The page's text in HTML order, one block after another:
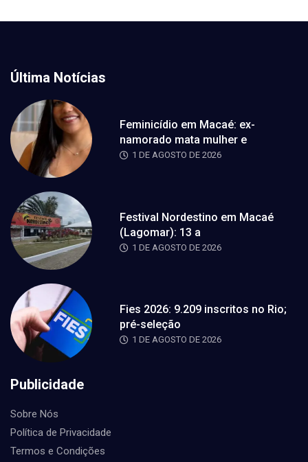
Última Notícias
Feminicídio em Macaé: ex-
namorado mata mulher e
1 DE AGOSTO DE 2026
Festival Nordestino em Macaé
(Lagomar): 13 a
1 DE AGOSTO DE 2026
Fies 2026: 9.209 inscritos no Rio;
pré-seleção
1 DE AGOSTO DE 2026
Publicidade
Sobre Nós
Política de Privacidade
Termos e Condições